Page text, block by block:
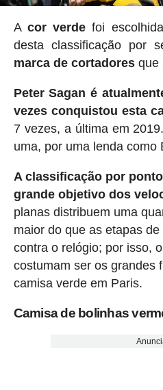
A cor verde foi
desta classificação por
marca de cortadoresque
Peter Sagan é
vezes conquistou esta
7 vezes, a última em
uma, por uma lenda como
A classificação por
grande objetivo dos
planas distribuem uma
maior do que as etapas
contra o relógio; por isso,
costumam ser os grandes
camisa verde em Paris.
Camisa de bolinhas